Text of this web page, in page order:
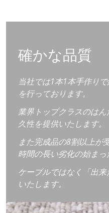
確かな品質
当社では1本1本手作り
を行っております。
業界トップクラスのは
久性を提供いたします。
また完成品の8割以上が
時間の長い劣化の始まっ
ケーブルではなく「出
いたします。